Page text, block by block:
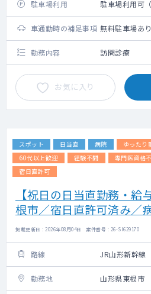
駐車場利用 駐車場利用可
車通勤時の補足事項 無料駐車場あり
勤務内容 訪問診療
お気に入り
スポット 日当直 病院 ゆったり
60代以上歓迎
経験不問 専門医資格
宿日直許可
【祝日の日当直勤務・給
根市／宿日直許可済み／
掲載更新日 : 2026年08月04日 案件番号 : 26-SI629170
路線 JR山形新幹線
勤務地 山形県東根市